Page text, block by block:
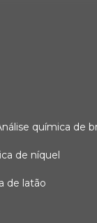
análise química de
de níquel
de latão